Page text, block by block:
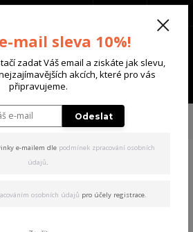
Menu
Yakuza dámské šaty Masquerade V02 Casual T-
V02 Casual T-
mail sleva 10%!
zadat Váš email a ziskáte jak slevu,
akcích, které pro vás
připravujeme.
Odeslat
e-mailem dle podmínek zpracování osobních
údajů.
osobních údajů pro účely registrace.